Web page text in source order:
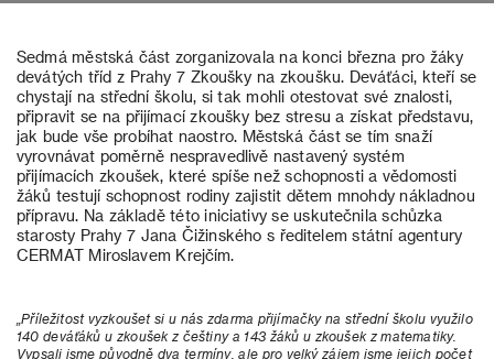
Sedmá městská část zorganizovala na konci března pro žáky
devátých tříd z Prahy 7 Zkoušky na zkoušku. Deváťáci, kteří se
chystají na střední školu, si tak mohli otestovat své znalosti,
připravit se na přijímací zkoušky bez stresu a získat představu,
jak bude vše probíhat naostro. Městská část se tím snaží
vyrovnávat poměrně nespravedlivě nastavený systém
přijímacích zkoušek, které spíše než schopnosti a vědomosti
žáků testují schopnost rodiny zajistit dětem mnohdy nákladnou
přípravu. Na základě této iniciativy se uskutečnila schůzka
starosty Prahy 7 Jana Čižinského s ředitelem státní agentury
CERMAT Miroslavem Krejčím.
„Příležitost vyzkoušet si u nás zdarma přijímačky na střední školu využilo
140 deváťáků u zkoušek z češtiny a 143 žáků u zkoušek z matematiky.
Vypsali jsme původně dva termíny, ale pro velký zájem jsme jejich počet